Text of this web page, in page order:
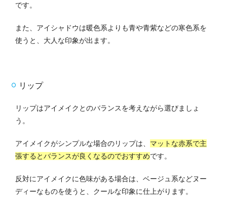
です。
また、アイシャドウは暖色系よりも青や青紫などの寒色系を
使うと、大人な印象が出ます。
リップ
リップはアイメイクとのバランスを考えながら選びましょ
う。
アイメイクがシンプルな場合のリップは、 マットな赤系で主
張するとバランスが良くなるのでおすすめです。
反対にアイメイクに色味がある場合は、ベージュ系などヌー
ディーなものを使うと、クールな印象に仕上がります。